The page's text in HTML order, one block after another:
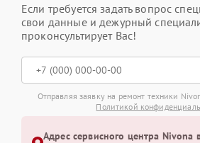
Если требуется задать вопрос
свои данные и дежурный
проконсультирует Вас!
Отправляя заявку на ремонт техники
Политикой
Адрес сервисного центра Nivona